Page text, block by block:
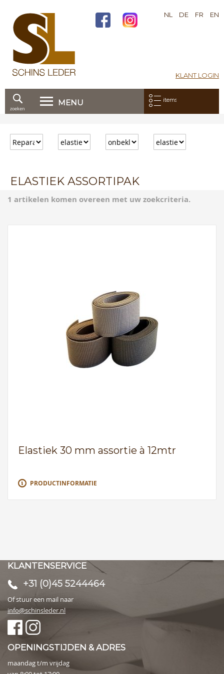
KLANT LOGIN
NL DE FR EN
MENU Mijn bestelling:
items
door
naar
zoeken
ELASTIEK ASSORTIPAK
1 artikelen komen overeen met uw zoekcriteria.
Elastiek 30 mm assortie à 12mtr
PRODUCTINFORMATIE
KLANTENSERVICE
+31 (0)45 5244464
Of stuur een mail naar
info@schinsleder.nl
OPENINGSTIJDEN & ADRES
maandag t/m vrijdag